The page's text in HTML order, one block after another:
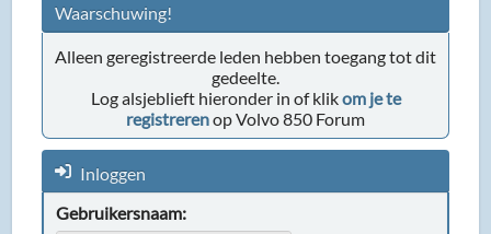
Waarschuwing!
Alleen geregistreerde leden hebben toegang tot dit
gedeelte.
Log alsjeblieft hieronder in of klikom je te
registrerenop Volvo 850 Forum
Inloggen
Gebruikersnaam: